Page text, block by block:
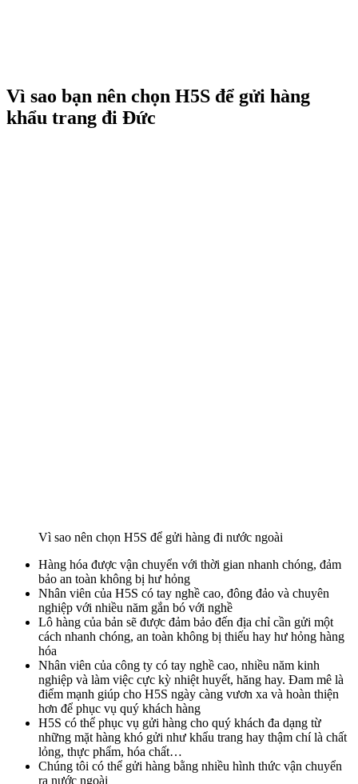
Vì sao bạn nên chọn H5S để gửi hàng
khẩu trang đi Đức
Vì sao nên chọn H5S để gửi hàng đi nước ngoài
Hàng hóa được vận chuyển với thời gian nhanh chóng, đảm
bảo an toàn không bị hư hỏng
Nhân viên của H5S có tay nghề cao, đông đảo và chuyên
nghiệp với nhiều năm gắn bó với nghề
Lô hàng của bản sẽ được đảm bảo đến địa chỉ cần gửi một
cách nhanh chóng, an toàn không bị thiếu hay hư hỏng hàng
hóa
Nhân viên của công ty có tay nghề cao, nhiều năm kinh
nghiệp và làm việc cực kỳ nhiệt huyết, hăng hay. Đam mê là
điểm mạnh giúp cho H5S ngày càng vươn xa và hoàn thiện
hơn để phục vụ quý khách hàng
H5S có thể phục vụ gửi hàng cho quý khách đa dạng từ
những mặt hàng khó gửi như khẩu trang hay thậm chí là chất
lỏng, thực phẩm, hóa chất…
Chúng tôi có thể gửi hàng bằng nhiều hình thức vận chuyển
ra nước ngoài